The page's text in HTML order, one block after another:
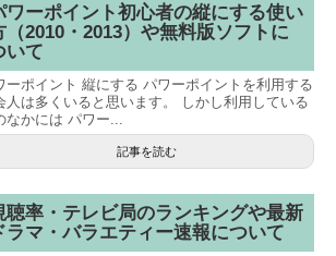
ワーポイント初心者の縦にする使い
（2010・2013）や無料版ソフトに
いて
ーポイント 縦にする パワーポイントを利用する
人は多くいると思います。 しかし利用している
なかには パワー...
記事を読む
聴率・テレビ局のランキングや最新
ラマ・バラエティー速報について